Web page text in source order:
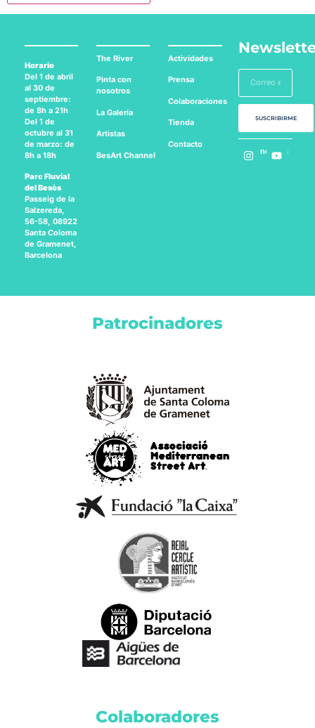
Horario
Del 1 de abril
al 30 de
septiembre:
de 8h a 21h
Del 1 de
octubre al 31
de marzo: de
8h a 18h
Parc Fluvial
del Besòs
Passeig de la
Salzereda,
56-58, 08922
Santa Coloma
de Gramenet,
Barcelona
The River
Pinta con
nosotros
La Galería
Artistas
BesArt Channel
Actividades
Prensa
Colaboraciones
Tienda
Contacto
SUSCRIBIRME
Síguenos en:
Patrocinadores
Colaboradores